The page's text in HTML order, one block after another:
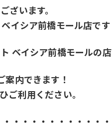
ざいます。
イシア前橋モール店です
ベイシア前橋モールの
内できます！
ご利用ください。
・・・・・・・・・・・